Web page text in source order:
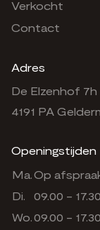
Verkocht
Contact
Adres
De Elzenhof 7h
4191 PA
Openingstijden
Ma. Op
Di.
09.00 - 17.30
Wo. 09.00 - 17.30